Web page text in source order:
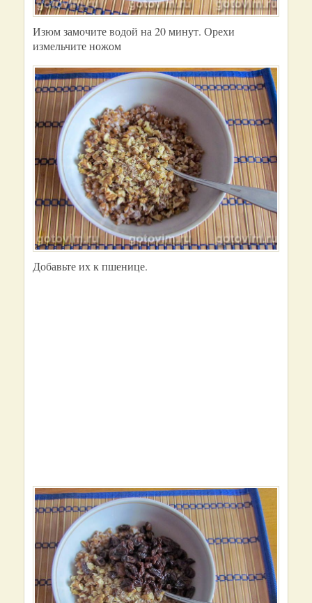
Изюм замочите водой на 20 минут. Орехи
измельчите ножом
Добавьте их к пшенице.